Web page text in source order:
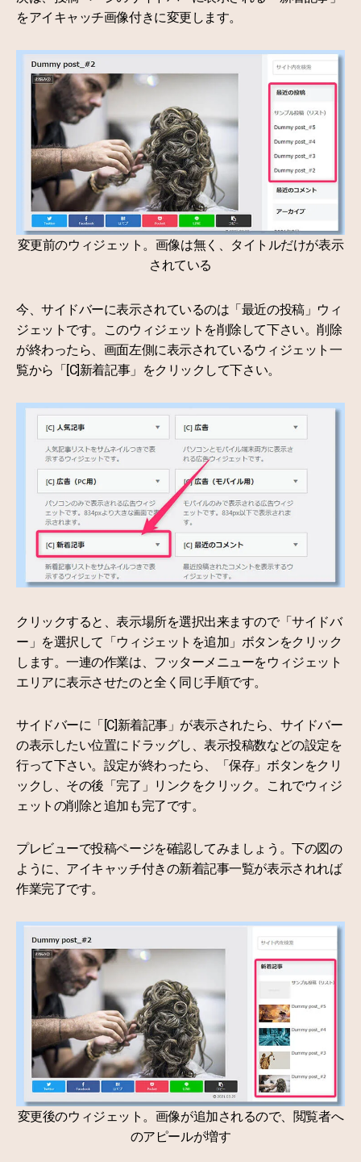
をアイキャッチ画像付きに変更します。
変更前のウィジェット。画像は無く、タイトルだけが表示
されている
今、サイドバーに表示されているのは「最近の投稿」ウィ
ジェットです。このウィジェットを削除して下さい。削除
が終わったら、画面左側に表示されているウィジェット一
覧から「[C]新着記事」をクリックして下さい。
クリックすると、表示場所を選択出来ますので「サイドバ
ー」を選択して「ウィジェットを追加」ボタンをクリック
します。一連の作業は、フッターメニューをウィジェット
エリアに表示させたのと全く同じ手順です。
サイドバーに「[C]新着記事」が表示されたら、サイドバー
の表示したい位置にドラッグし、表示投稿数などの設定を
行って下さい。設定が終わったら、「保存」ボタンをクリ
ックし、その後「完了」リンクをクリック。これでウィジ
ェットの削除と追加も完了です。
プレビューで投稿ページを確認してみましょう。下の図の
ように、アイキャッチ付きの新着記事一覧が表示されれば
作業完了です。
変更後のウィジェット。画像が追加されるので、閲覧者へ
のアピールが増す